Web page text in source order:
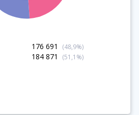
176 691
(48,9%)
184 871 (51,1%)